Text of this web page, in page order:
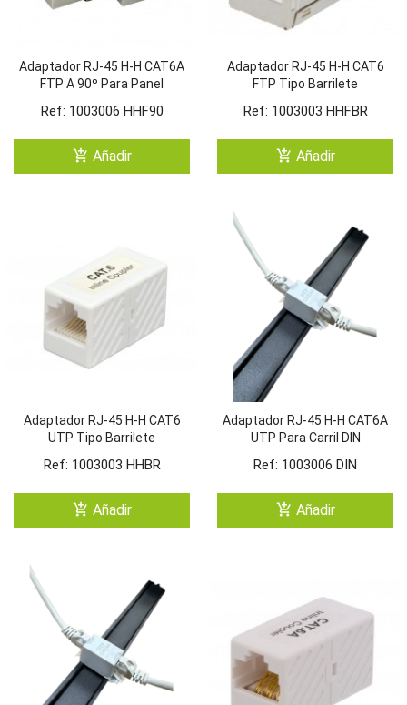
Adaptador RJ-45 H-H CAT6A
FTP A 90º Para Panel
Ref: 1003006 HHF90
add_shopping_cart Añadir
Adaptador RJ-45 H-H CAT6
FTP Tipo Barrilete
Ref: 1003003 HHFBR
add_shopping_cart Añadir
Adaptador RJ-45 H-H CAT6
UTP Tipo Barrilete
Ref: 1003003 HHBR
add_shopping_cart Añadir
Adaptador RJ-45 H-H CAT6A
UTP Para Carril DIN
Ref: 1003006 DIN
add_shopping_cart Añadir